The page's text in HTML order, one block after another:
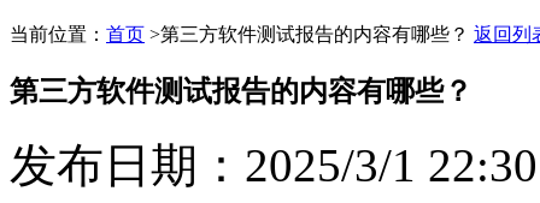
当前位置： 首页 >第三方软件测试报告的内容有哪些？ 返回列
第三方软件测试报告的内容有哪些？
发布日期：2025/3/1